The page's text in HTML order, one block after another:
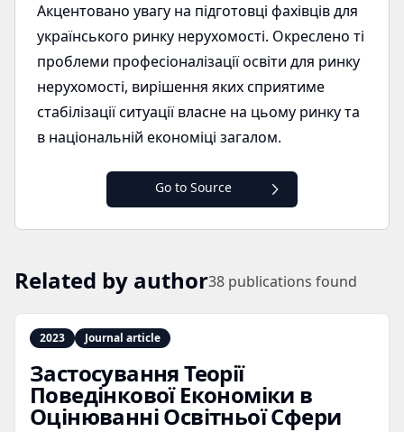
Акцентовано увагу на підготовці фахівців для
українського ринку нерухомості. Окреслено ті
проблеми професіоналізації освіти для ринку
нерухомості, вирішення яких сприятиме
стабілізації ситуації власне на цьому ринку та
в національній економіці загалом.
Go to Source
Related by author38 publications found
2023 Journal article
Застосування Теорії
Поведінкової Економіки в
Оцінюванні Освітньої Сфери